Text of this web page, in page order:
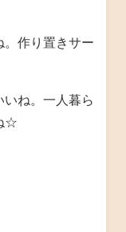
。作り置きサー
ね。一人暮ら
☆